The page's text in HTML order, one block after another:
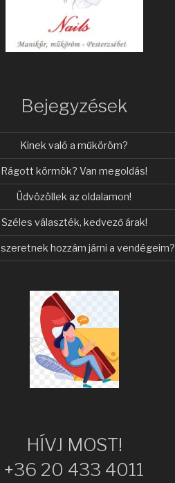
Bejegyzések
Kinek való a műköröm?
Rágott körmök? Van megoldás!
Üdvözöllek az oldalamon!
Széles választék, kedvező árak!
hozzám járni a vendégeim?
HÍVJ MOST!
+36 20 433 4011